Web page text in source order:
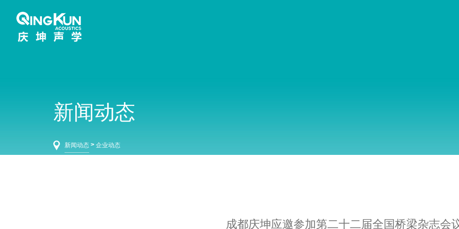
新闻动态
新闻动态 > 企业动态
成都庆坤应邀参加第二十二届全国桥梁杂志会